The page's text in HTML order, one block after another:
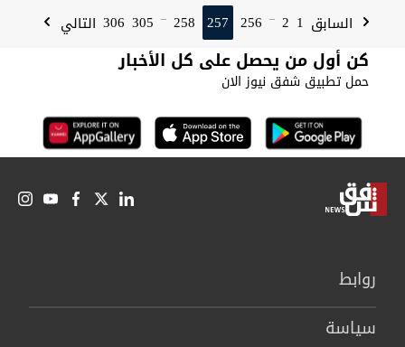
السابق 1
2
...
256
257
258
...
305
306 التالي
كن أول من يحصل على كل الأخبار
حمل تطبيق شفق نيوز الان
روابط
سیاسة